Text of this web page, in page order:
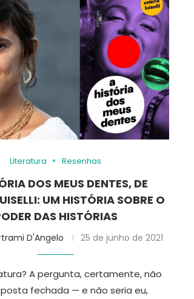
Literatura Resenhas
DOS MEUS DENTES, DE
UM HISTÓRIA SOBRE O
DAS HISTÓRIAS
D'Angelo 25 de junho de 2021
A pergunta, certamente, não
fechada — e não seria eu,